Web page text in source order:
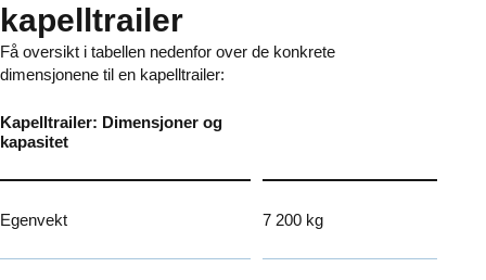
kapelltrailer
Få oversikt i tabellen nedenfor over de konkrete
dimensjonene til en kapelltrailer:
Kapelltrailer: Dimensjoner og
kapasitet
Egenvekt 7 200 kg